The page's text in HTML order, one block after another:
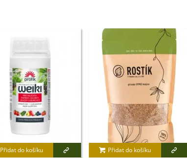
Přidat do košíku Přidat do košíku